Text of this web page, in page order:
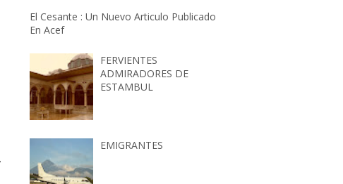
El Cesante : Un Nuevo Articulo Publicado
En Acef
FERVIENTES
ADMIRADORES DE
ESTAMBUL
EMIGRANTES